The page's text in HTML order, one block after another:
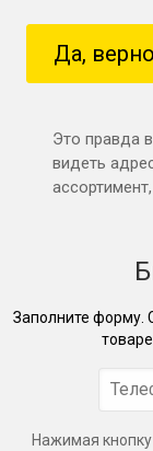
Да, верно
Это правда
видеть
Заполните форму.
Нажимая